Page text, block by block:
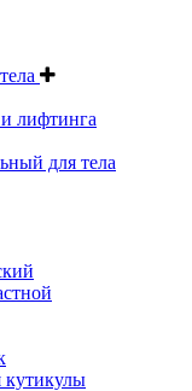
лифтинга
для тела
кутикулы